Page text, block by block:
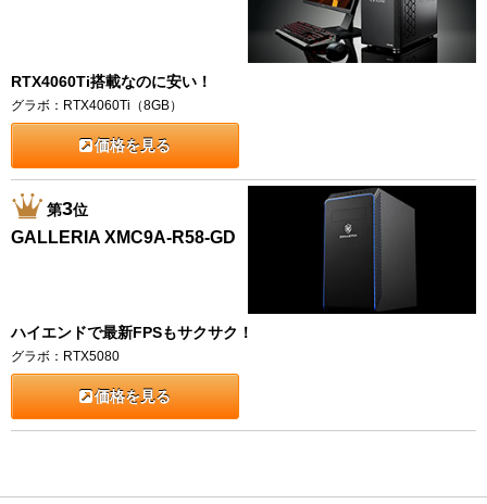
RTX4060Ti搭載なのに安い！
グラボ：RTX4060Ti（8GB）
価格を見る
第3位
GALLERIA XMC9A-R58-GD
ハイエンドで最新FPSもサクサク！
グラボ：RTX5080
価格を見る